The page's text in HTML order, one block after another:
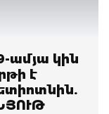
ամյա կին
է